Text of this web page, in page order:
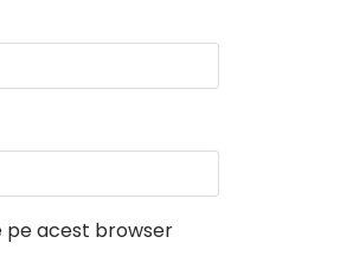
pe acest browser